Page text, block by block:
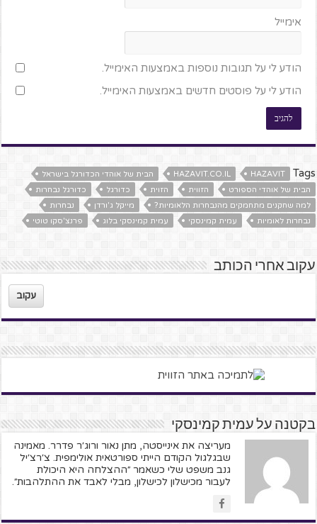
אימייל
הודע לי על תגובות נוספות באמצעות האימייל.
הודע לי על פוסטים חדשים באמצעות האימייל.
Tags
HAZAVIT
HAZAVIT.CO.IL
הבית של אוהדי הכדורגל בישראל
הבית של אוהדי הספורט
הזווית הזוית כדורגל
כדורגל נבחרות
למה שחקנים מתחמקים מהנבחרות הלאומיות?
מייקל ג'ורדן
נבחרות
נבחרות לאומיות
עמית קמינסקי עמית קמינסקי בלוג פרנצ'סקו טוטי
עקוב אחרי הכותב
עקוב
בקטנה על עמית קמינסקי
מעריצה את אינייסטה, מתן נאור ורוג׳ר פדרר. מאמינה
שבגלגול הקודם הייתי ספורטאית אולימפית. צ׳רצ׳יל
גנב משפט שלי כשאמר ״ההצלחה היא היכולת
לעבור מכישלון לכישלון, מבלי לאבד את ההתלהבות״.